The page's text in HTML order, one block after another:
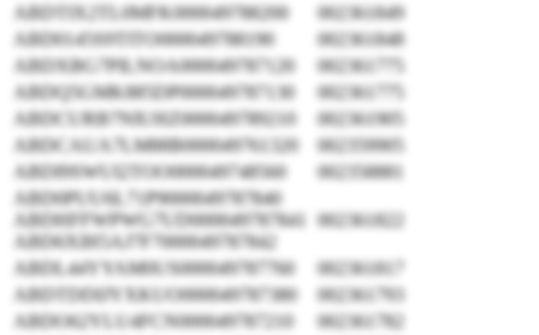
ABDTIX2TL0MFK000049788200
002361849
ABD0145S9TITO000049788190
002361848
ABDXBG7PILNOA000049787120
002361775
ABDQ5GMK885DP000049787130
002361775
ABDCURB7NIUHZ000049789210
002361905
ABDCAUA7LM88B000049761320
002359905
ABDI9SWUI2TOO000049748560
002358881
ABD0PUU6L71P9000049787840
ABDHFFWPWG7UD000049787841
ABD6XIH5AJ7F7000049787842
002361822
ABDL44YYAM0US000049787760
002361817
ABDTDDIJYXKUO000049787380
002361793
ABDO62YLU4FCN000049787210
002361782